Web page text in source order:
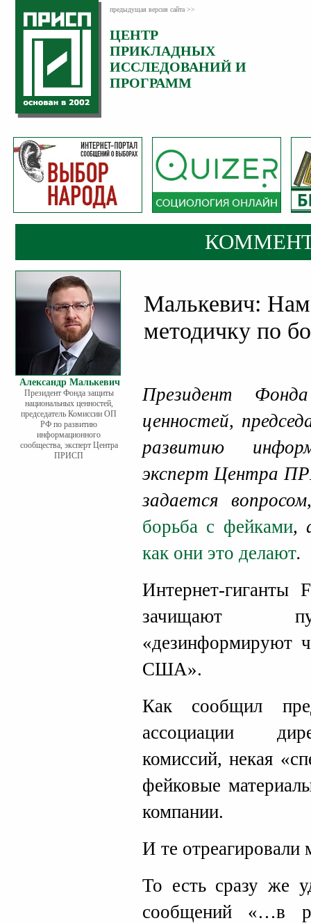
предыдущая версия сайта >>
ЦЕНТР
ПРИКЛАДНЫХ
ИССЛЕДОВАНИЙ И
ПРОГРАММ
Александр Малькевич
Президент Фонда защиты
национальных ценностей,
председатель Комиссии ОП
РФ по развитию
информационного
сообщества, эксперт Центра
ПРИСП
Малькевич: Нам
методичку по
Президент
ценностей,
развитию
эксперт Центра
задается
борьба с фейками,
как они это делают.
Интернет-гиганты
зачищают
«дезинформируют
США».
Как сообщил
ассоциации
комиссий, некая
фейковые
компании.
И те отреагировали
То есть сразу же
сообщений «…в
Категория:
Комментарии